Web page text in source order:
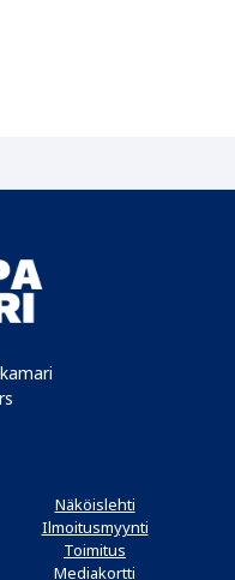
Näköislehti
Ilmoitusmyynti
Toimitus
Mediakortti